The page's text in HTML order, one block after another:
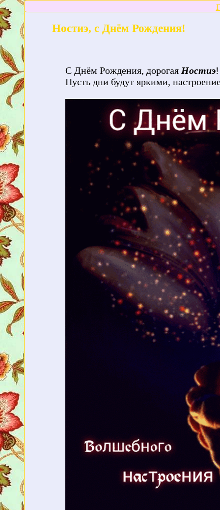
Ностиэ, с Днём Рождения!
С Днём Рождения, дорогая Ностиэ!
Пусть дни будут яркими,